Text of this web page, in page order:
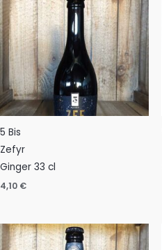
5 Bis
Zefyr
Ginger 33 cl
4,10 €